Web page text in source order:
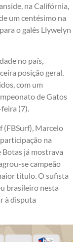
na Califórnia,
um centésimo na
o galês Llywelyn
no país,
posição geral,
com um
de Gatos
(7).
(FBSurf), Marcelo
na
já mostrava
se campeão
título. O sufista
brasileiro nesta
à disputa